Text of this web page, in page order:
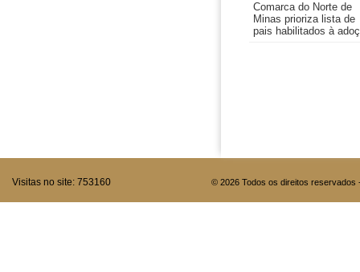
Comarca do Norte de
Minas prioriza lista de
pais habilitados à
Visitas no site: 753160 © 2026 Todos os direitos reservados